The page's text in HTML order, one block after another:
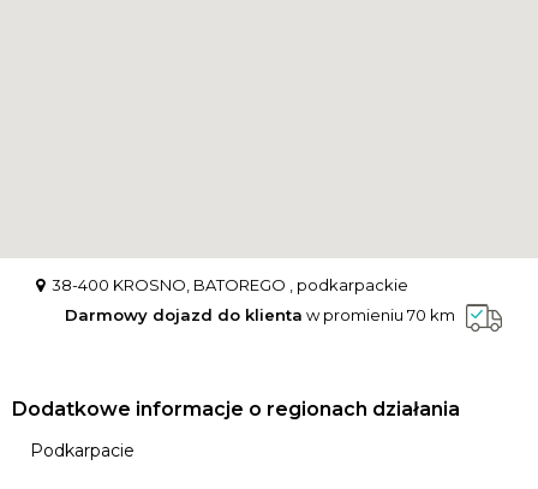
38-400 KROSNO, BATOREGO , podkarpackie
Darmowy dojazd do klienta w promieniu 70 km
Dodatkowe informacje o regionach działania
Podkarpacie